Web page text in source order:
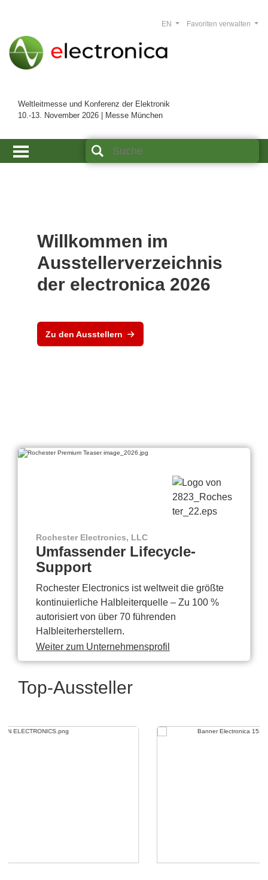
Weltleitmesse und Konferenz der Elektronik
10.-13. November 2026 | Messe München
Favoriten verwalten
EN
Willkommen im
Ausstellerverzeichnis
der electronica 2026
Zu den Ausstellern
Rochester Electronics, LLC
Umfassender Lifecycle-
Support
Rochester Electronics ist weltweit die größte
kontinuierliche Halbleiterquelle – Zu 100 %
autorisiert von über 70 führenden
Halbleiterherstellern.
Weiter zum Unternehmensprofil
Top-Aussteller